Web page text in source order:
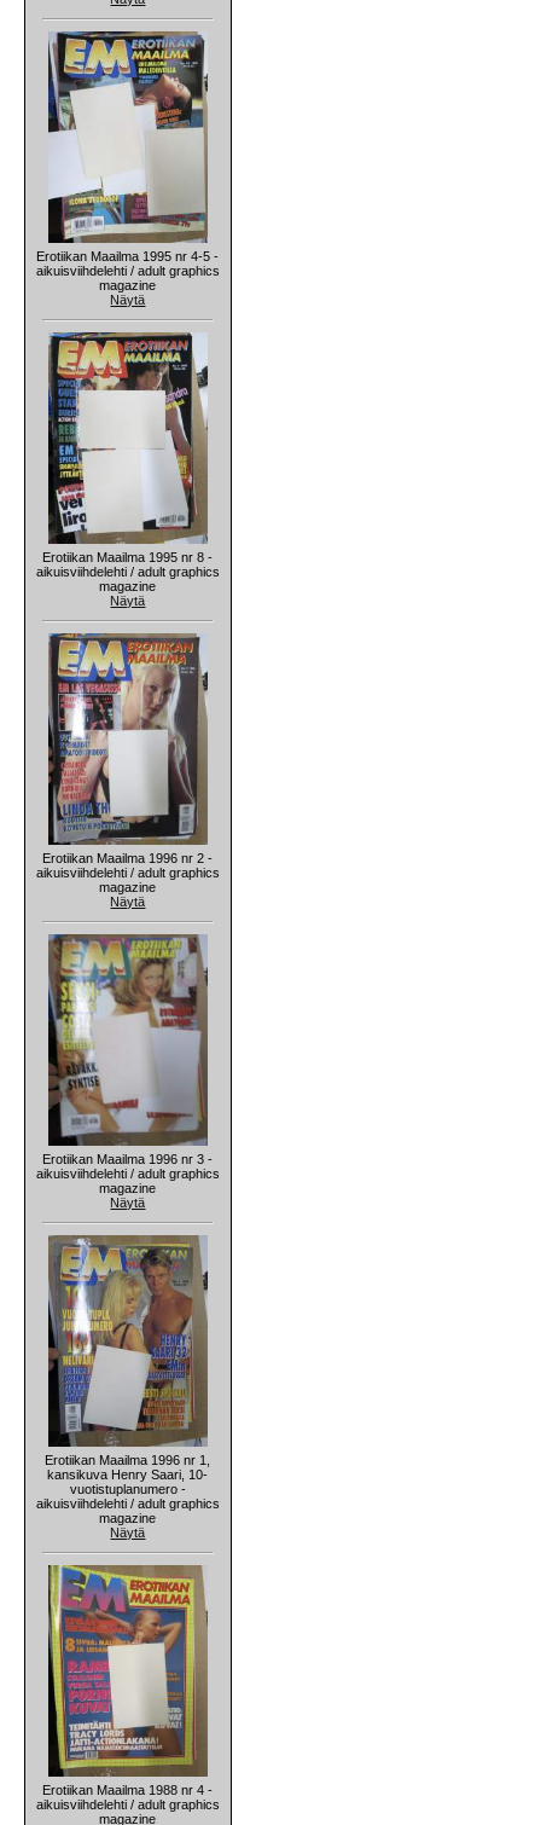
Erotiikan Maailma 1995 nr 4-5 -
aikuisviihdelehti / adult graphics
magazine
Näytä
Erotiikan Maailma 1995 nr 8 -
aikuisviihdelehti / adult graphics
magazine
Näytä
Erotiikan Maailma 1996 nr 2 -
aikuisviihdelehti / adult graphics
magazine
Näytä
Erotiikan Maailma 1996 nr 3 -
aikuisviihdelehti / adult graphics
magazine
Näytä
Erotiikan Maailma 1996 nr 1,
kansikuva Henry Saari, 10-
vuotistuplanumero -
aikuisviihdelehti / adult graphics
magazine
Näytä
Erotiikan Maailma 1988 nr 4 -
aikuisviihdelehti / adult graphics
magazine